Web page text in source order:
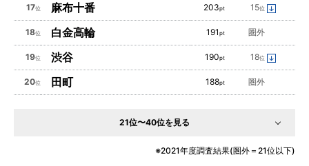
17位 麻布十番 203pt 15位
18位 白金高輪 191 pt 圏外
19位 渋谷 190pt 18位
20位 田町 188pt 圏外
21位〜40位を見る
2021年度調査結果(圏外＝21位以下)